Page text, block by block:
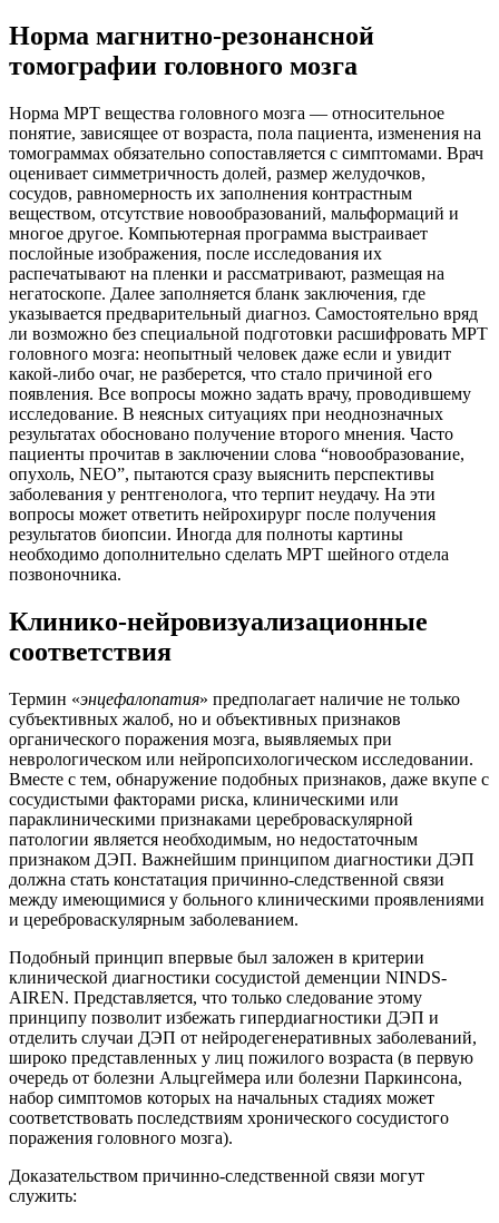
Норма магнитно-резонансной
томографии головного мозга
Норма МРТ вещества головного мозга — относительное
понятие, зависящее от возраста, пола пациента, изменения на
томограммах обязательно сопоставляется с симптомами. Врач
оценивает симметричность долей, размер желудочков,
сосудов, равномерность их заполнения контрастным
веществом, отсутствие новообразований, мальформаций и
многое другое. Компьютерная программа выстраивает
послойные изображения, после исследования их
распечатывают на пленки и рассматривают, размещая на
негатоскопе. Далее заполняется бланк заключения, где
указывается предварительный диагноз. Самостоятельно вряд
ли возможно без специальной подготовки расшифровать МРТ
головного мозга: неопытный человек даже если и увидит
какой-либо очаг, не разберется, что стало причиной его
появления. Все вопросы можно задать врачу, проводившему
исследование. В неясных ситуациях при неоднозначных
результатах обосновано получение второго мнения. Часто
пациенты прочитав в заключении слова “новообразование,
опухоль, NEO”, пытаются сразу выяснить перспективы
заболевания у рентгенолога, что терпит неудачу. На эти
вопросы может ответить нейрохирург после получения
результатов биопсии. Иногда для полноты картины
необходимо дополнительно сделать МРТ шейного отдела
позвоночника.
Клинико-нейровизуализационные
соответствия
Термин «энцефалопатия» предполагает наличие не только
субъективных жалоб, но и объективных признаков
органического поражения мозга, выявляемых при
неврологическом или нейропсихологическом исследовании.
Вместе с тем, обнаружение подобных признаков, даже вкупе с
сосудистыми факторами риска, клиническими или
параклиническими признаками цереброваскулярной
патологии является необходимым, но недостаточным
признаком ДЭП. Важнейшим принципом диагностики ДЭП
должна стать констатация причинно-следственной связи
между имеющимися у больного клиническими проявлениями
и цереброваскулярным заболеванием.
Подобный принцип впервые был заложен в критерии
клинической диагностики сосудистой деменции NINDS-
AIREN. Представляется, что только следование этому
принципу позволит избежать гипердиагностики ДЭП и
отделить случаи ДЭП от нейродегенеративных заболеваний,
широко представленных у лиц пожилого возраста (в первую
очередь от болезни Альцгеймера или болезни Паркинсона,
набор симптомов которых на начальных стадиях может
соответствовать последствиям хронического сосудистого
поражения головного мозга).
Доказательством причинно-следственной связи могут
служить: